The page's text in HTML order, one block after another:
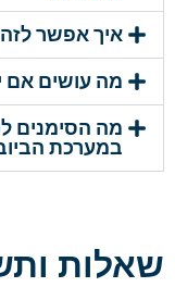
איך אפשר
מה עושים אם
מה הסימנים
במערכת
שאלות